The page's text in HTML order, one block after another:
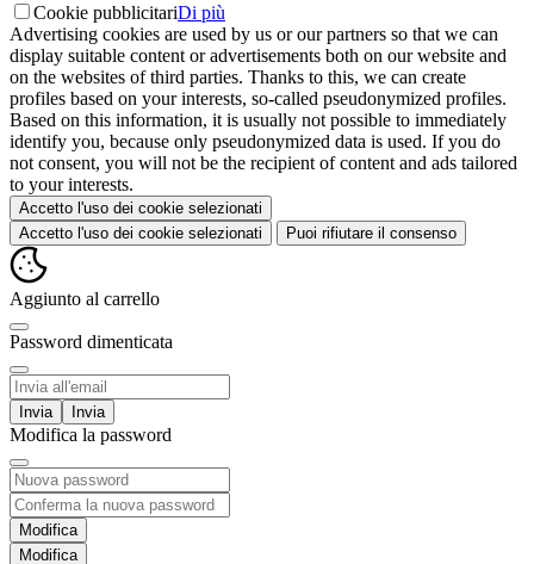
Cookie pubblicitariDi più
Advertising cookies are used by us or our partners so that we can
display suitable content or advertisements both on our website and
on the websites of third parties. Thanks to this, we can create
profiles based on your interests, so-called pseudonymized profiles.
Based on this information, it is usually not possible to immediately
identify you, because only pseudonymized data is used. If you do
not consent, you will not be the recipient of content and ads tailored
to your interests.
Accetto l'uso dei cookie selezionati
Accetto l'uso dei cookie selezionati
Puoi rifiutare il consenso
Aggiunto al carrello
Password dimenticata
Invia
Modifica la password
Modifica